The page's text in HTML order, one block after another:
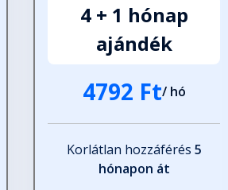
4 + 1 hónap
ajándék
4792 Ft/ hó
Korlátlan hozzáférés 5
hónapon át